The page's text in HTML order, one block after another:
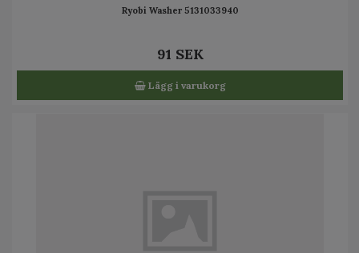
Ryobi Washer 5131033940
91 SEK
Lägg i varukorg